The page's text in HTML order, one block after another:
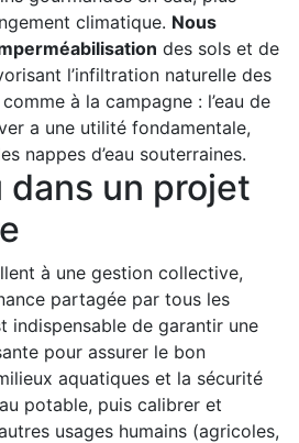
climatique. Nous
des sols et de
l’infiltration naturelle des
à la campagne : l’eau de
a une utilité fondamentale,
nappes d’eau souterraines.
dans un projet
à une gestion collective,
partagée par tous les
indispensable de garantir une
pour assurer le bon
aquatiques et la sécurité
potable, puis calibrer et
usages humains (agricoles,